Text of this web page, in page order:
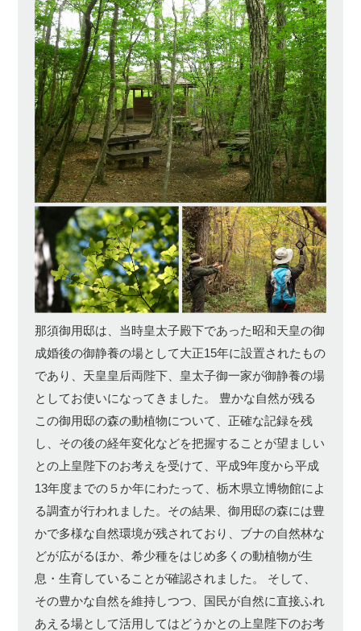
那須御用邸は、当時皇太子殿下であった昭和天皇の御
成婚後の御静養の場として大正15年に設置されたもの
であり、天皇皇后両陛下、皇太子御一家が御静養の場
としてお使いになってきました。 豊かな自然が残る
この御用邸の森の動植物について、正確な記録を残
し、その後の経年変化などを把握することが望ましい
との上皇陛下のお考えを受けて、平成9年度から平成
13年度までの５か年にわたって、栃木県立博物館によ
る調査が行われました。その結果、御用邸の森には豊
かで多様な自然環境が残されており、ブナの自然林な
どが広がるほか、希少種をはじめ多くの動植物が生
息・生育していることが確認されました。
そして、
その豊かな自然を維持しつつ、国民が自然に直接ふれ
あえる場として活用してはどうかとの上皇陛下のお考